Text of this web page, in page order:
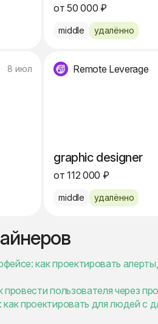
от 50 000 ₽
middle удалённо
8 июл Remote Leverage
graphic designer
от 112 000 ₽
middle удалённо
как проектировать
пользователя через
проектировать для людей с